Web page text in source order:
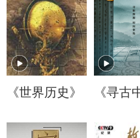
《世界历史》 《寻古